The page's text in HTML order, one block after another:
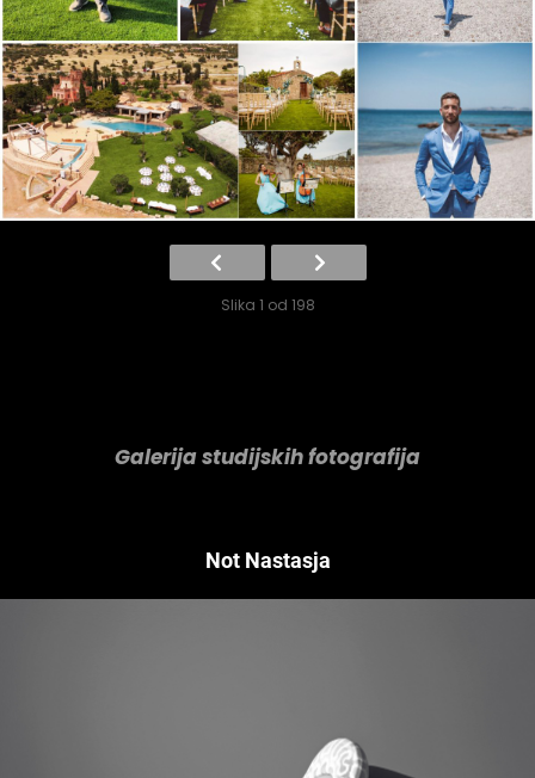
Slika 1 od 198
Galerija studijskih fotografija
Not Nastasja